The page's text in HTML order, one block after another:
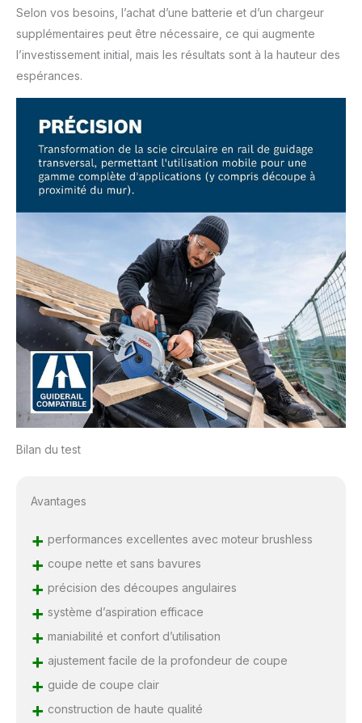
Selon vos besoins, l’achat d’une batterie et d’un chargeur
supplémentaires peut être nécessaire, ce qui augmente
l’investissement initial, mais les résultats sont à la hauteur des
espérances.
Bilan du test
Avantages
+ performances excellentes avec moteur brushless
+ coupe nette et sans bavures
+ précision des découpes angulaires
+ système d’aspiration efficace
+ maniabilité et confort d’utilisation
+ ajustement facile de la profondeur de coupe
+ guide de coupe clair
+ construction de haute qualité